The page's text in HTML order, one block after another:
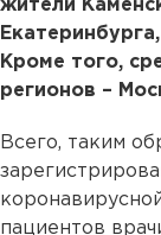
жители
Кроме того,
регионов –
Всего, таким
пациентов